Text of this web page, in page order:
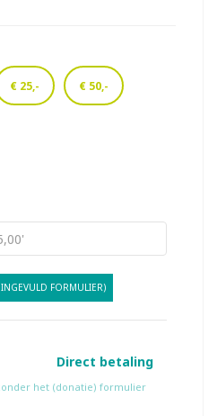
€ 25,- € 50,-
FORMULIER)
Direct betaling
het (donatie) formulier